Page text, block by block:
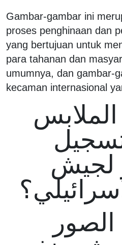
Gambar-gambar ini
proses penghinaan dan
yang bertujuan untuk
para tahanan dan
umumnya, dan gambar-
kecaman internasional
لجيش
الصور